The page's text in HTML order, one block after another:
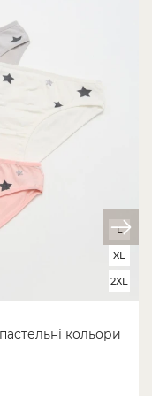
кольори
L
XL
2XL